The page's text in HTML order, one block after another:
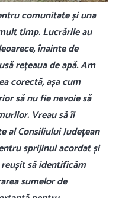
comunitate și una
timp. Lucrările au
înainte de
rețeaua de apă. Am
corectă, așa cum
să nu fie nevoie să
Vreau să îi
al Consiliului Județean
sprijinul acordat și
să identificăm
sumelor de